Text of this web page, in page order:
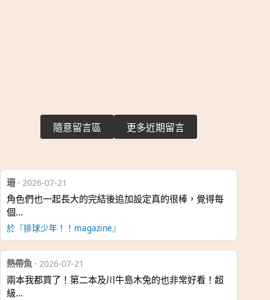
隨意留言區 更多近期留言
珊· 2026-07-21
角色們也一起長大的完結後追加設定真的很棒，覺得每
個…
於『排球少年！！magazine』
熱帶魚 · 2026-07-21
兩本我都買了！第二本及川牛島木兔的也非常好看！超
級…